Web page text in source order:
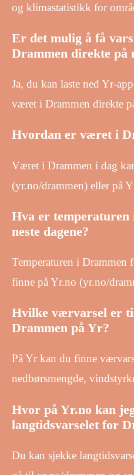
og klimastatistikk for
Er det mulig å få
Drammen direkte på
Ja, du kan laste ned Yr-
været i Drammen direkte
Hvordan er været i
Været i Drammen i dag
(yr.no/drammen) eller på
Hva er
neste dagene?
Temperaturen i Drammen
finne på Yr.no (yr.no/
Hvilke værvarsel er
Drammen på Yr?
På Yr kan du finne
nedbørsmengde,
Hvor på Yr.no kan
langtidsvarselet for
Du kan sjekke